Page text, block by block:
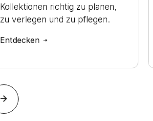
Kollektionen richtig zu planen,
zu verlegen und zu pflegen.
Entdecken